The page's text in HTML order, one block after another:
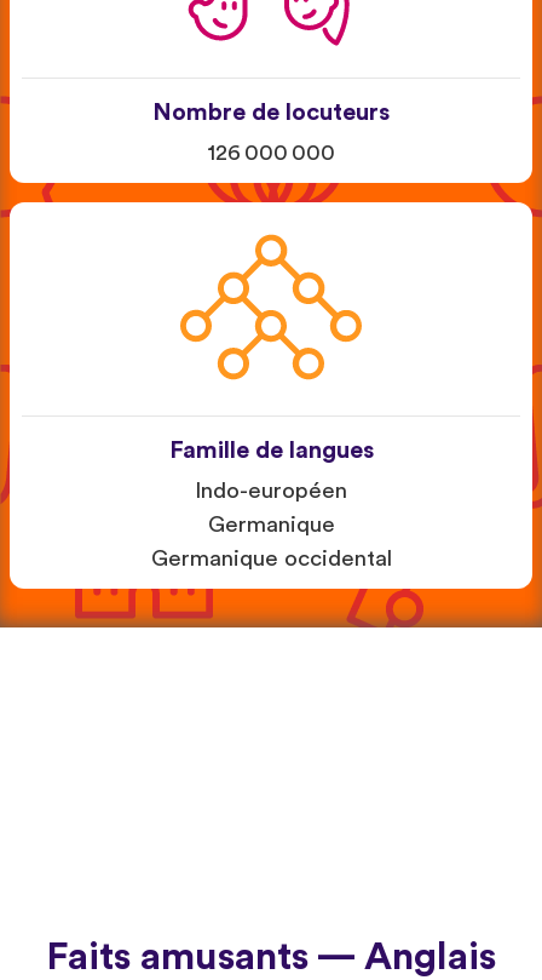
Nombre de locuteurs
126 000 000
Famille de langues
Indo-européen
Germanique
Germanique occidental
Faits amusants — Anglais